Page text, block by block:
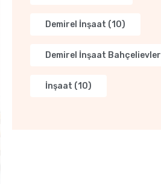
Demirel İnşaat (10)
Demirel İnşaat Bahçelievler
İnşaat (10)